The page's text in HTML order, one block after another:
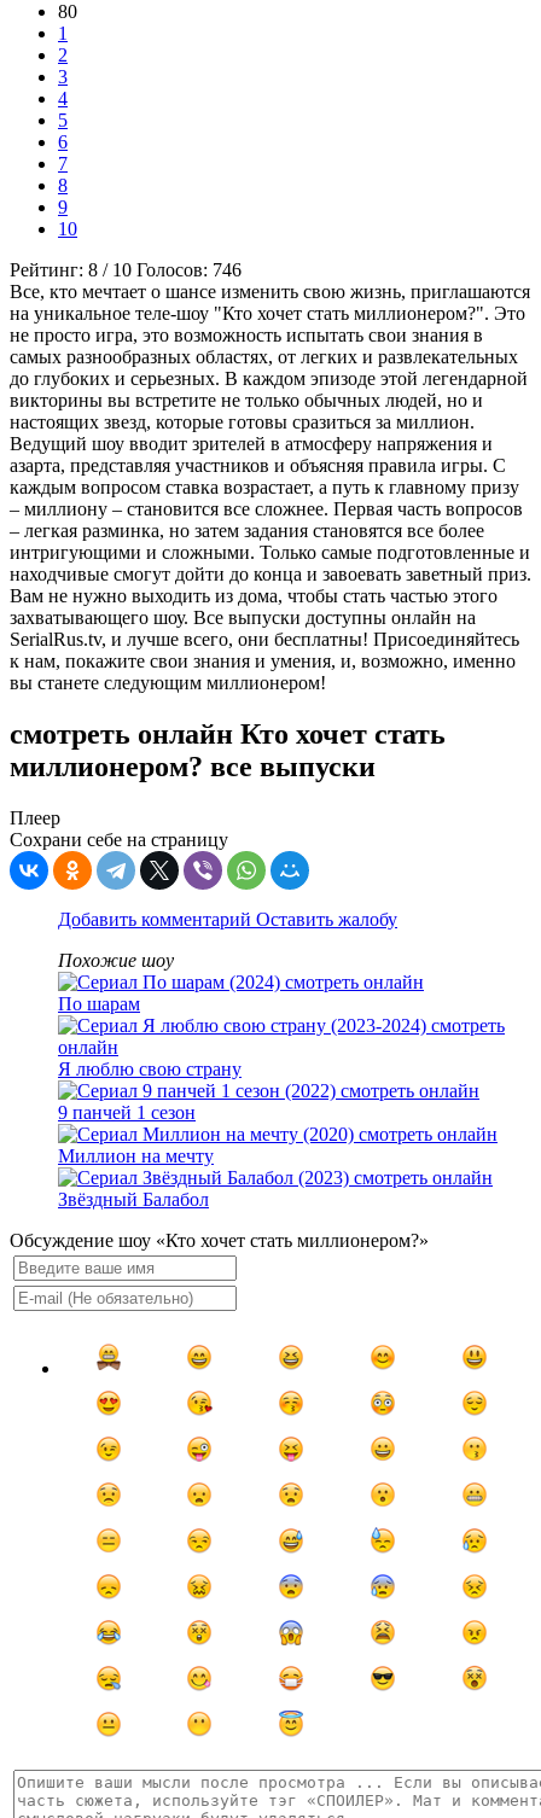
80
1
2
3
4
5
6
7
8
9
10
Рейтинг: 8 / 10 Голосов: 746
Все, кто мечтает о шансе изменить свою жизнь, приглашаются
на уникальное теле-шоу "Кто хочет стать миллионером?". Это
не просто игра, это возможность испытать свои знания в
самых разнообразных областях, от легких и развлекательных
до глубоких и серьезных. В каждом эпизоде этой легендарной
викторины вы встретите не только обычных людей, но и
настоящих звезд, которые готовы сразиться за миллион.
Ведущий шоу вводит зрителей в атмосферу напряжения и
азарта, представляя участников и объясняя правила игры. С
каждым вопросом ставка возрастает, а путь к главному призу
– миллиону – становится все сложнее. Первая часть вопросов
– легкая разминка, но затем задания становятся все более
интригующими и сложными. Только самые подготовленные и
находчивые смогут дойти до конца и завоевать заветный приз.
Вам не нужно выходить из дома, чтобы стать частью этого
захватывающего шоу. Все выпуски доступны онлайн на
SerialRus.tv, и лучше всего, они бесплатны! Присоединяйтесь
к нам, покажите свои знания и умения, и, возможно, именно
вы станете следующим миллионером!
смотреть онлайн Кто хочет стать
миллионером? все выпуски
Плеер
Сохрани себе на страницу
Добавить комментарий Оставить жалобу
Похожие шоу
По шарам
Я люблю свою страну
9 панчей 1 сезон
Миллион на мечту
Звёздный Балабол
Обсуждение шоу «Кто хочет стать миллионером?»